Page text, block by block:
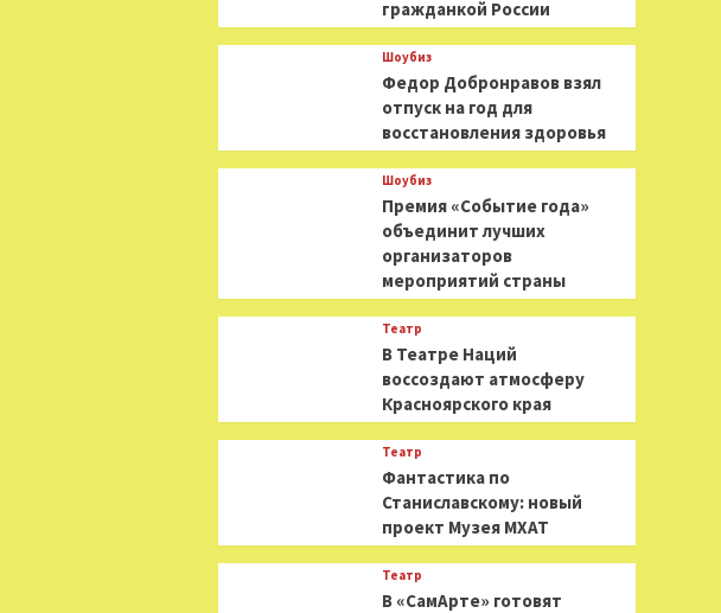
гражданкой России
Шоубиз
Федор Добронравов взял
отпуск на год для
восстановления здоровья
Шоубиз
Премия «Событие года»
объединит лучших
организаторов
мероприятий страны
Театр
В Театре Наций
воссоздают атмосферу
Красноярского края
Театр
Фантастика по
Станиславскому: новый
проект Музея МХАТ
Театр
В «СамАрте» готовят